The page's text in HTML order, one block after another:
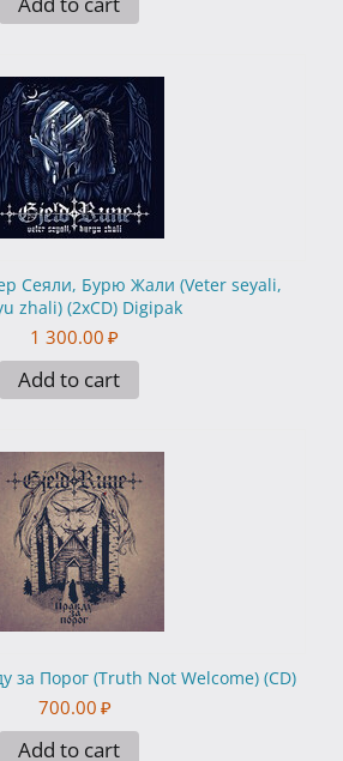
Сеяли, Бурю Жали (Veter seyali,
zhali) (2xCD) Digipak
1 300.00 ₽
Add to cart
за Порог (Truth Not Welcome) (CD)
700.00 ₽
Add to cart